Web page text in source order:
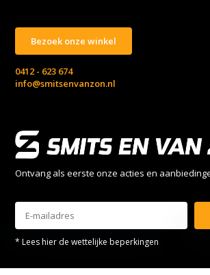
Bezoek onze winkel
0412 - 623 674
info@smitsenvanzon.nl
Ontvang als eerste onze acties en
* Lees hier de wettelijke beperkingen